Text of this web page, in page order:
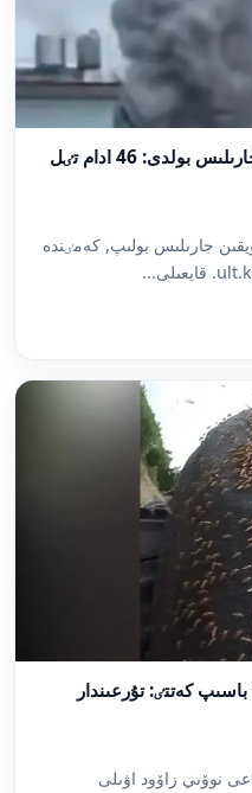
اۋىلدى جەردە جانتٷرشٸگەرلٸك جارىلىس بولدى: 46 ادام تٸل
جارىلىس بولىپ, كەمٸندە
كەتتٸ: تۇرعىندار
نوۆىي زاۆود اۋىلى